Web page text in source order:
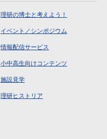
理研の博士と考えよう！
イベント／シンポジウム
情報配信サービス
小中高生向けコンテンツ
施設見学
理研ヒストリア